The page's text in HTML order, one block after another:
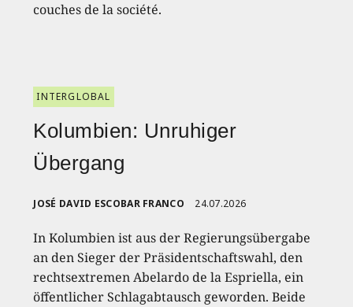
couches de la société.
INTERGLOBAL
Kolumbien: Unruhiger
Übergang
JOSÉ DAVID ESCOBAR FRANCO 24.07.2026
In Kolumbien ist aus der Regierungsübergabe
an den Sieger der Präsidentschaftswahl, den
rechtsextremen Abelardo de la Espriella, ein
öffentlicher Schlagabtausch geworden. Beide